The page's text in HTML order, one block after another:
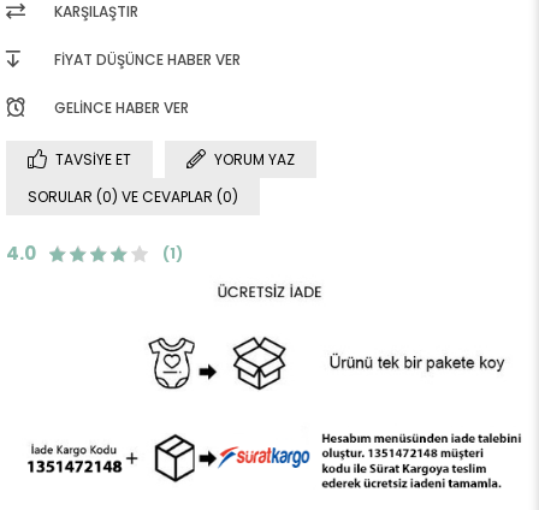
KARŞILAŞTIR
FIYAT DÜŞÜNCE HABER VER
GELINCE HABER VER
TAVSIYE ET
YORUM YAZ
SORULAR (0) VE CEVAPLAR (0)
4.0 (1)